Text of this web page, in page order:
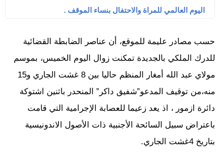
اليوم العالمي للمراة والاحتفال بنساء الموقف .
حسب مصادر عليمة للموقع، أن عناصر الضابطة القضائية
للدرك الملكي بالجديدة تمكنت زوال اليوم الخميس، بموسم
مولاي عبد الله أمغار المنظم حاليا بين 8 غشت الجاري و15
منه،من توقيف المدعو”شفيق داكر” المنحدر باثنين اشتوكة
دائرة ازمور ، اذ يعد زعيما للعصابة الإجرامية التي قامت
باعتراض سبيل السائحة الأجنبية ذات الأصول الاندونيسية
بتاريخ 4غشت الجاري.